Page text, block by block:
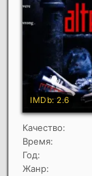
Качество:
Время:
Год:
Жанр: